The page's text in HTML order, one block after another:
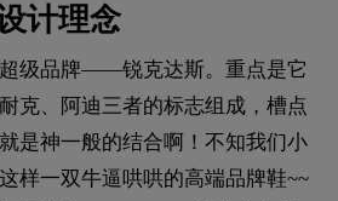
计理念
级品牌——锐克达斯。重点是它
克、阿迪三者的标志组成，槽点
是神一般的结合啊！不知我们小
样一双牛逼哄哄的高端品牌鞋~~